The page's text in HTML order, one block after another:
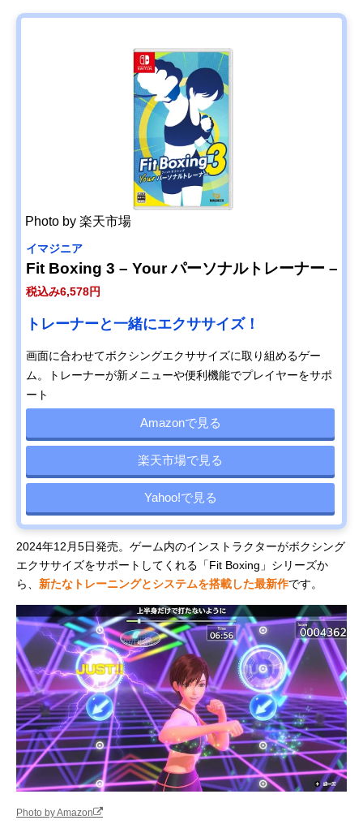
Photo by 楽天市場
イマジニア
Fit Boxing 3 – Your パーソナルトレーナー –
税込み6,578円
トレーナーと一緒にエクササイズ！
画面に合わせてボクシングエクササイズに取り組めるゲー
ム。トレーナーが新メニューや便利機能でプレイヤーをサポ
ート
Amazonで見る
楽天市場で見る
Yahoo!で見る
2024年12月5日発売。ゲーム内のインストラクターがボクシング
エクササイズをサポートしてくれる「Fit Boxing」シリーズか
ら、 新たなトレーニングとシステムを搭載した最新作です。
Photo by Amazon